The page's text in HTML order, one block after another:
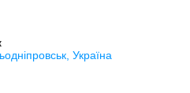
Україна